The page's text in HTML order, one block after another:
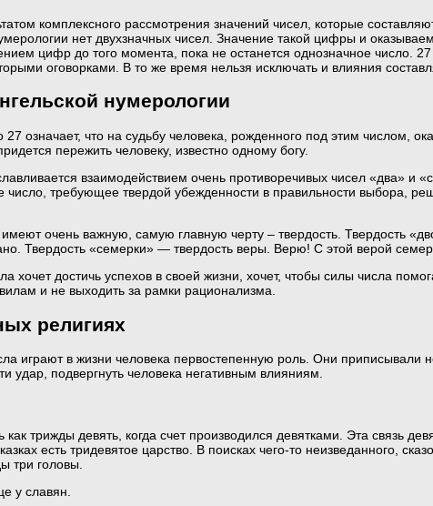
комплексного рассмотрения значений чисел, которые
нет двухзначных чисел. Значение такой цифры и
цифр до того момента, пока не останется однозначное число.
оговорками. В то же время нельзя исключать и влияния
нумерологии
означает, что на судьбу человека, рожденного под этим числом,
пережить человеку, известно одному богу.
взаимодействием очень противоречивых чисел «два» и
число, требующее твердой убежденности в правильности выбора,
очень важную, самую главную черту – твердость. Твердость
Твердость «семерки» — твердость веры. Верю! С этой верой
хочет достичь успехов в своей жизни, хочет, чтобы силы числа
и не выходить за рамки рационализма.
религиях
играют в жизни человека первостепенную роль. Они приписывали
удар, подвергнуть человека негативным влияниям.
трижды девять, когда счет производился девятками. Эта связь
есть тридевятое царство. В поисках чего-то неизведанного,
три головы.
у славян.